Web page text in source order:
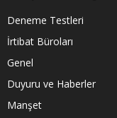
Deneme Testleri
İrtibat Büroları
Genel
Duyuru ve Haberler
Manşet